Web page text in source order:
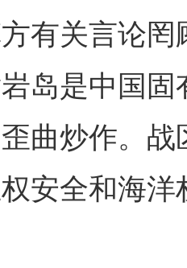
有关言论
岛是中国
曲炒作。
安全和海